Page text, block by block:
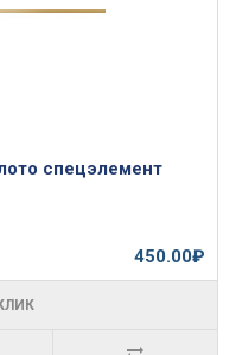
спецэлемент
450.00₽